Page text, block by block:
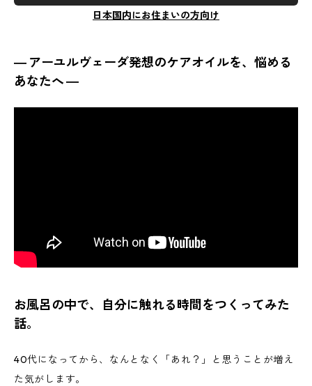
日本国内にお住まいの方向け
― アーユルヴェーダ発想のケアオイルを、悩める
あなたへ ―
お風呂の中で、自分に触れる時間をつくってみた
話。
40代になってから、なんとなく「あれ？」と思うことが増え
た気がします。